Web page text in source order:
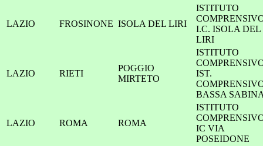
LAZIO FROSINONE ISOLA DEL LIRI
ISTITUTO
I.C. ISOLA DEL
LIRI
LAZIO RIETI
POGGIO
MIRTETO
ISTITUTO
IST.
BASSA
LAZIO ROMA ROMA
ISTITUTO
IC VIA
POSEIDONE